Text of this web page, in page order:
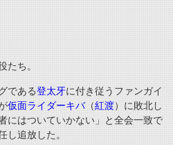
たち。
である登太牙に付き従うファンガイ
仮面ライダーキバ（紅渡）に敗北し
にはついていかない」と全会一致で
し追放した。